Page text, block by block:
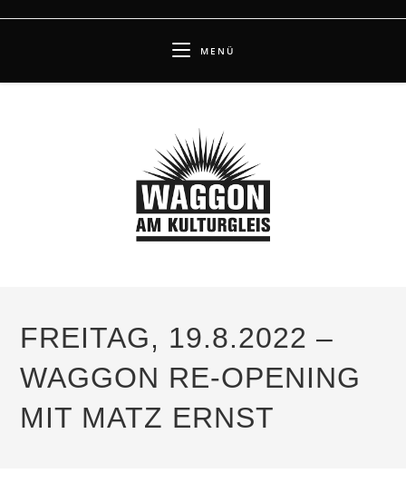
MENÜ
FREITAG, 19.8.2022 –
WAGGON RE-OPENING
MIT MATZ ERNST